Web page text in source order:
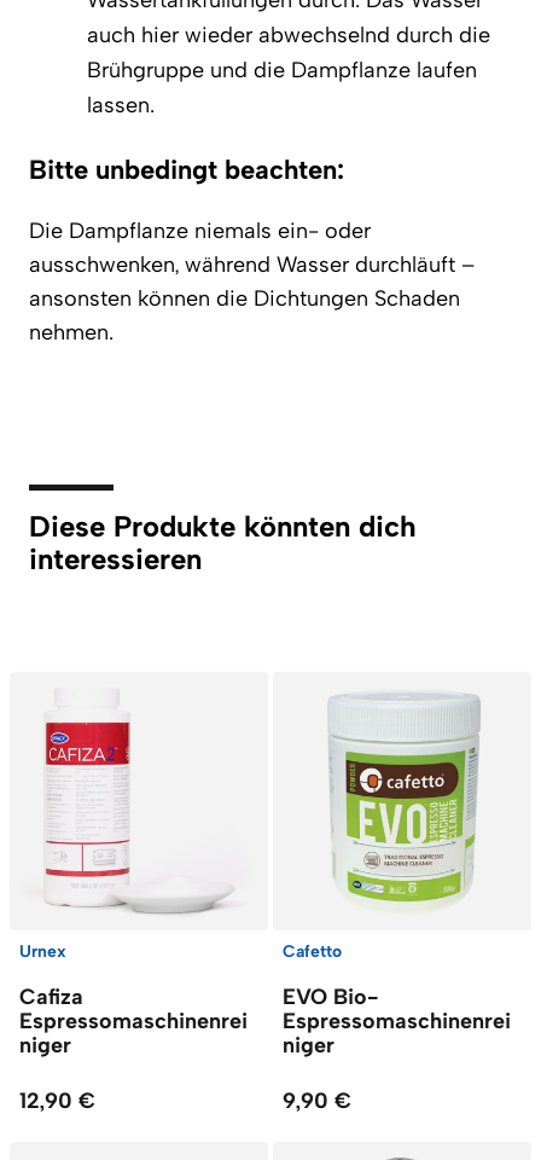
auch hier wieder abwechselnd durch die
Brühgruppe und die Dampflanze laufen
lassen.
Bitte unbedingt beachten:
Die Dampflanze niemals ein- oder
ausschwenken, während Wasser durchläuft –
ansonsten können die Dichtungen Schaden
nehmen.
Diese Produkte könnten dich
interessieren
Urnex
Cafiza
Espressomaschinenrei
niger
12,90 €
Cafetto
EVO Bio-
Espressomaschinenrei
niger
9,90 €